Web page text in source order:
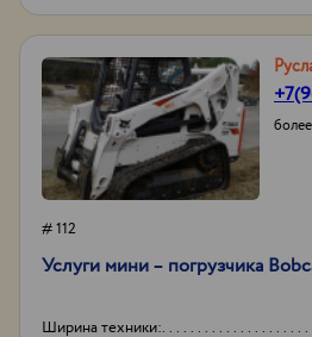
# 112
Услуги мини – погрузчика
Ширина техники: